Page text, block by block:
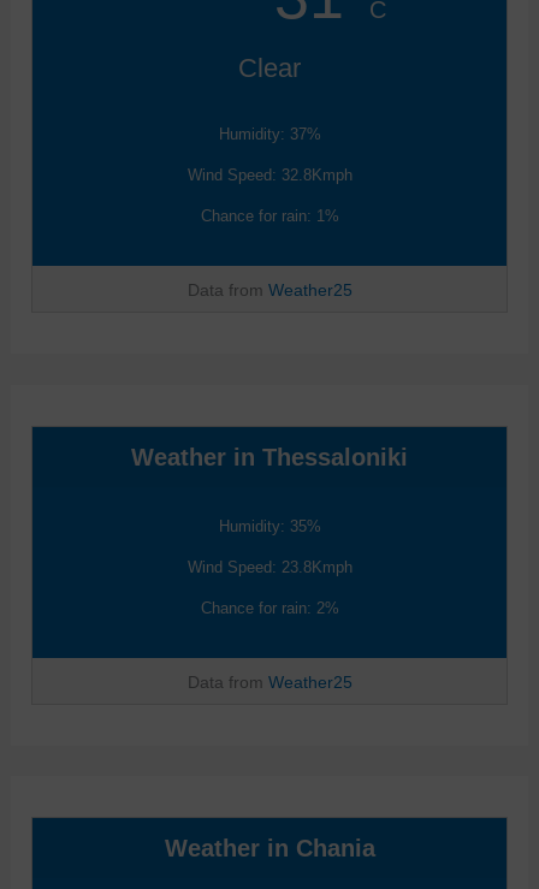
C
Clear
Humidity: 37%
Wind Speed: 32.8Kmph
Chance for rain: 1%
Data from Weather25
Weather in Thessaloniki
Humidity: 35%
Wind Speed: 23.8Kmph
Chance for rain: 2%
Data from Weather25
Weather in Chania